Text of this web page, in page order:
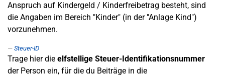
Anspruch auf Kindergeld / Kinderfreibetrag besteht, sind
die Angaben im Bereich "Kinder" (in der "Anlage Kind")
vorzunehmen.
Steuer-ID
Trage hier die elfstellige Steuer-Identifikationsnummer
der Person ein, für die du Beiträge in die